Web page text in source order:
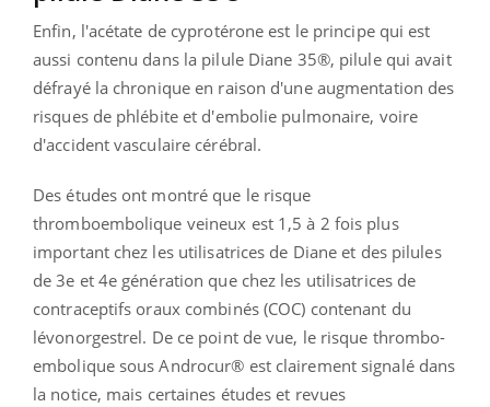
Enfin, l'acétate de cyprotérone est le principe qui est
aussi contenu dans la pilule Diane 35®, pilule qui avait
défrayé la chronique en raison d'une augmentation des
risques de phlébite et d'embolie pulmonaire, voire
d'accident vasculaire cérébral.
Des études ont montré que le risque
thromboembolique veineux est 1,5 à 2 fois plus
important chez les utilisatrices de Diane et des pilules
de 3e et 4e génération que chez les utilisatrices de
contraceptifs oraux combinés (COC) contenant du
lévonorgestrel. De ce point de vue, le risque thrombo-
embolique sous Androcur® est clairement signalé dans
la notice, mais certaines études et revues